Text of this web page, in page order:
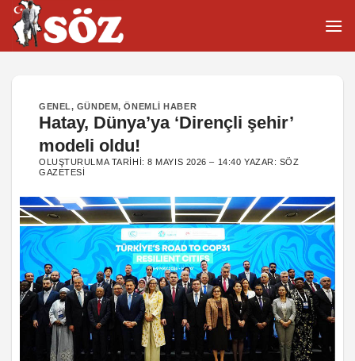
İçeriğe
atla
GENEL, GÜNDEM,ÖNEMLI HABER
Hatay, Dünya’ya ‘Dirençli şehir’
modeli oldu!
OLUŞTURULMA TARIHI:8 MAYIS 2026 – 14:40 YAZAR: SÖZ
GAZETESI